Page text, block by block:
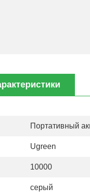
Портативный
Ugreen
10000
серый